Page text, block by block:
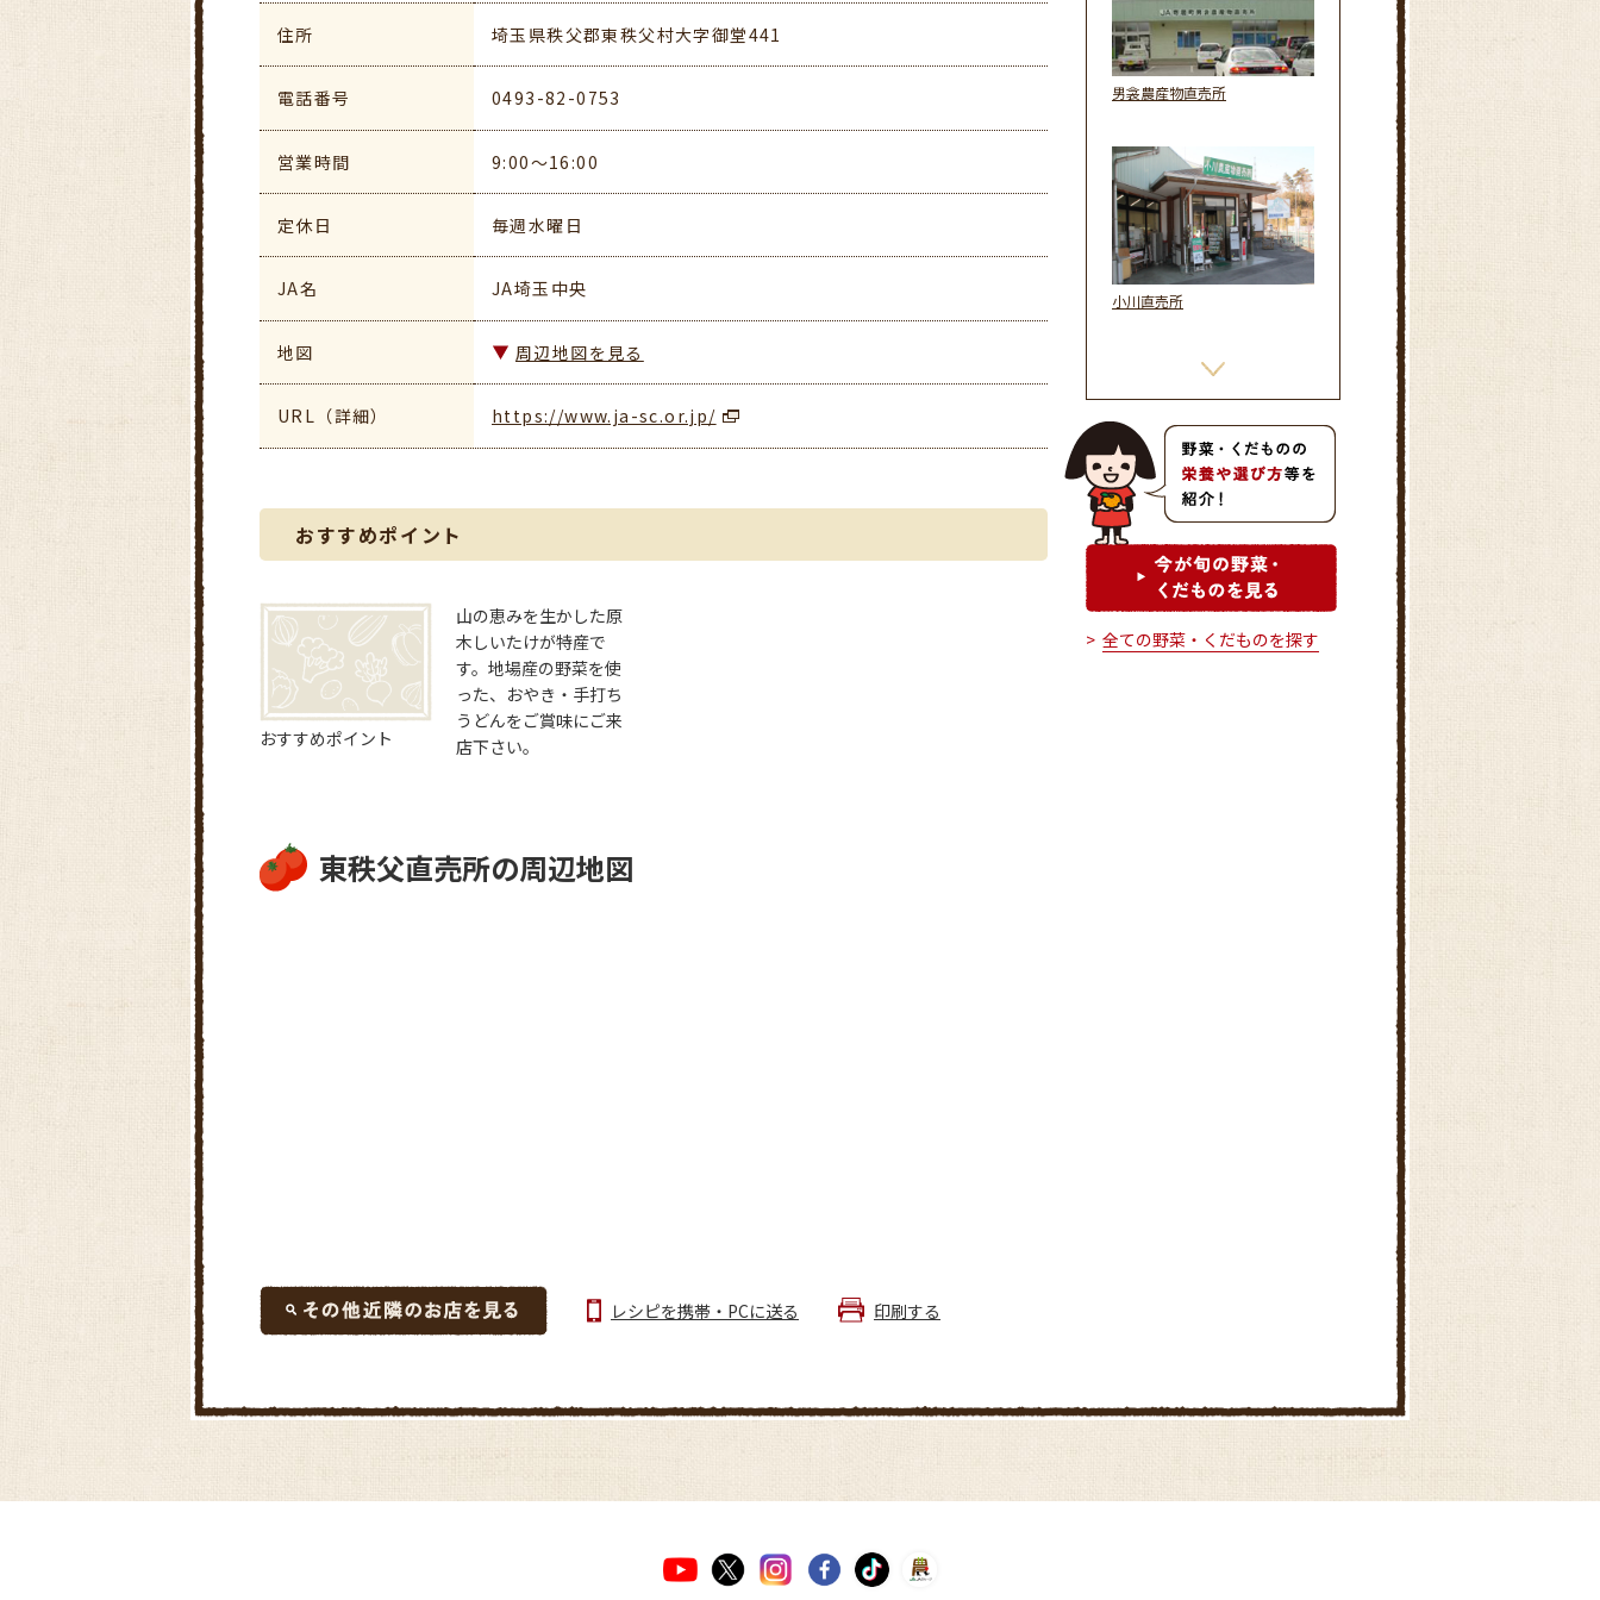
住所 埼玉県秩父郡東秩父村大字御堂441
電話番号 0493-82-0753
営業時間 9:00～16:00
定休日 毎週水曜日
JA名 JA埼玉中央
地図 周辺地図を見る
URL（詳細） https://www.ja-sc.or.jp/
おすすめポイント
おすすめポイント
山の恵みを生かした原
木しいたけが特産で
す。地場産の野菜を使
った、おやき・手打ち
うどんをご賞味にご来
店下さい。
東秩父直売所の周辺地図
レシピを携帯・PCに送る 印刷する
男衾農産物直売所
小川直売所
都幾川直売所
全ての野菜・くだものを探す